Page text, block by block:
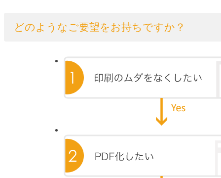
どのようなご要望をお持ちですか？